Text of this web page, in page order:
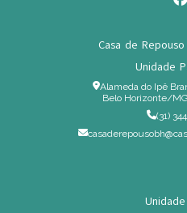
Casa de
Unidade
Alameda do Ipê
Belo Horizonte/
(31)